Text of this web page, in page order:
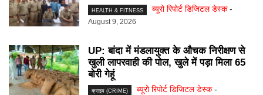
HEALTH & FITNESS ब्यूरो रिपोर्ट डिजिटल डेस्क -
August 9, 2026
UP: बांदा में मंडलायुक्त के औचक निरीक्षण से
खुली लापरवाही की पोल, खुले में पड़ा मिला 65
बोरी गेहूं
क्राइम (CRIME) ब्यूरो रिपोर्ट डिजिटल डेस्क -